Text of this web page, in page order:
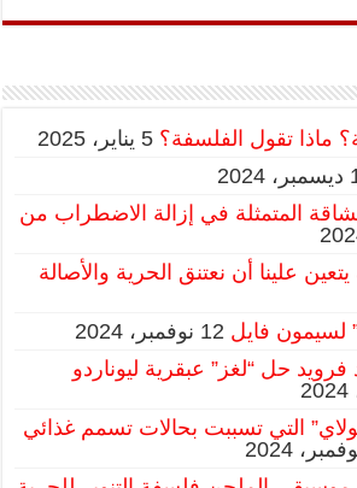
ماذا تقول الفلسفة؟ 5 يناير، 2025
2024
المتمثلة في إزالة الاضطراب من
علينا أن نعتنق الحرية والأصالة
لسيمون فايل 12 نوفمبر، 2024
حل “لغز” عبقرية ليوناردو
التي تسببت بحالات تسمم غذائي